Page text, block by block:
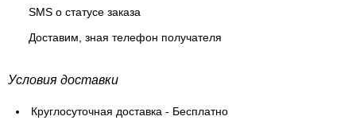
SMS о статусе заказа
Доставим, зная телефон получателя
Условия доставки
Круглосуточная доставка - Бесплатно